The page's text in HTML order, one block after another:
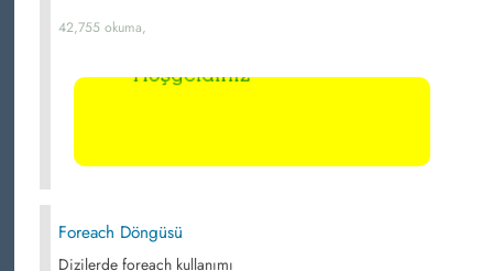
42,755 okuma,
Foreach Döngüsü
Dizilerde foreach kullanımı